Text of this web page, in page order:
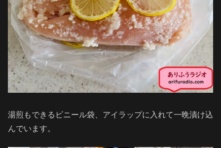
湯煎もできるビニール袋、アイラップに入れて一晩漬け込
んでいます。